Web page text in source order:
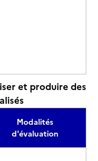
et produire des
Modalités
d'évaluation